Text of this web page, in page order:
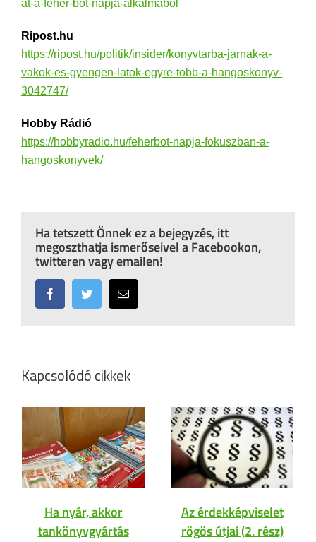
at-a-feher-bot-napja-alkalmabol
Ripost.hu
https://ripost.hu/politik/insider/konyvtarba-jarnak-a-
vakok-es-gyengen-latok-egyre-tobb-a-hangoskonyv-
3042747/
Hobby Rádió
https://hobbyradio.hu/feherbot-napja-fokuszban-a-
hangoskonyvek/
Ha tetszett Önnek ez a bejegyzés, itt
megoszthatja ismerőseivel a Facebookon,
twitteren vagy emailen!
FacebookTwitter Email:
Kapcsolódó cikkek
Ha nyár, akkor
tankönyvgyártás
Az érdekképviselet
rögös útjai (2. rész)